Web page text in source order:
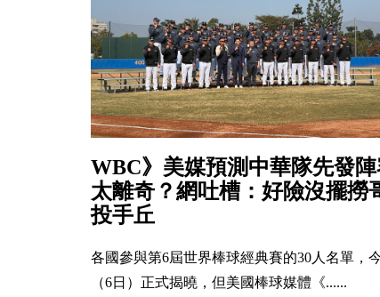
WBC》美媒預測中華隊先發
太離奇？網吐槽：好險沒擺撈
投手丘
各國參與第6屆世界棒球經典賽的30人名單，
（6日）正式揭曉，但美國棒球媒體《......